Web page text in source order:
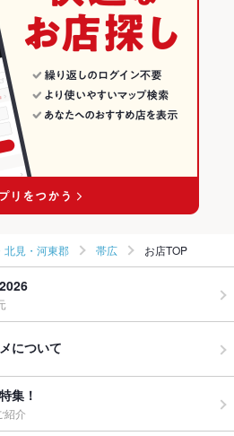
ン充実
子様用の椅子の用意はございません。
ステーキ・ハンバーグ
グ
ペインバル・イタリアンバールラ
ランキング
ンバールランキング
北見・河東郡 帯広 お店TOP
について
集！
紹介